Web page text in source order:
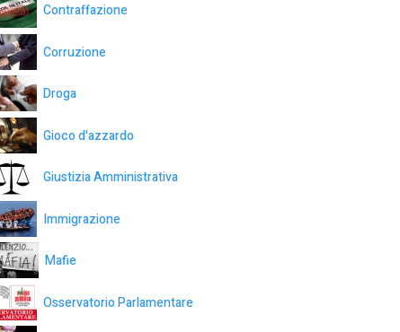
Contraffazione
Corruzione
Droga
Gioco d'azzardo
Giustizia Amministrativa
Immigrazione
Mafie
Osservatorio Parlamentare